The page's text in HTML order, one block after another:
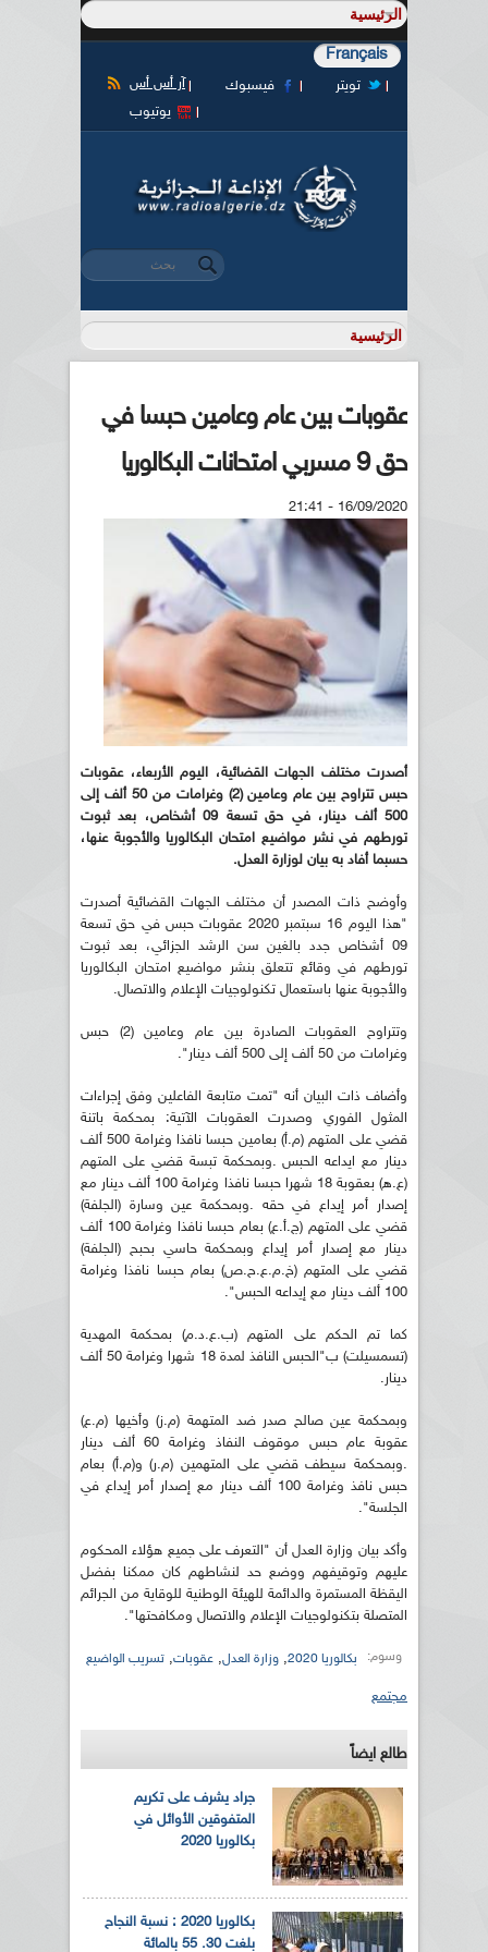
Français
آر أس أس فيسبوك
تويتر
يوتيوب
استمارة البحث
‏بحث ‏
عقوبات بين عام وعامين حبسا في
حق 9 مسربي امتحانات البكالوريا
16/09/2020 - 21:41
أصدرت مختلف الجهات القضائية، اليوم الأربعاء، عقوبات
حبس تتراوح بين عام وعامين (2) وغرامات من 50 ألف إلى
500 ألف دينار، في حق تسعة 09 أشخاص، بعد ثبوت
تورطهم في نشر مواضيع امتحان البكالوريا والأجوبة عنها،
حسبما أفاد به بيان لوزارة العدل.
وأوضح ذات المصدر أن مختلف الجهات القضائية أصدرت
"هذا اليوم 16 سبتمبر 2020 عقوبات حبس في حق تسعة
09 أشخاص جدد بالغين سن الرشد الجزائي، بعد ثبوت
تورطهم في وقائع تتعلق بنشر مواضيع امتحان البكالوريا
والأجوبة عنها باستعمال تكنولوجيات الإعلام والاتصال.
وتتراوح العقوبات الصادرة بين عام وعامين (2) حبس
وغرامات من 50 ألف إلى 500 ألف دينار".
وأضاف ذات البيان أنه "تمت متابعة الفاعلين وفق إجراءات
المثول الفوري وصدرت العقوبات الآتية: بمحكمة باتنة
قضي على المتهم (م.أ) بعامين حبسا نافذا وغرامة 500 ألف
دينار مع ايداعه الحبس .وبمحكمة تبسة قضي على المتهم
(ع.ه) بعقوبة 18 شهرا حبسا نافذا وغرامة 100 ألف دينار مع
إصدار أمر إيداع في حقه .وبمحكمة عين وسارة (الجلفة)
قضي على المتهم (ج.أ.ع) بعام حبسا نافذا وغرامة 100 ألف
دينار مع إصدار أمر إيداع وبمحكمة حاسي بحبح (الجلفة)
قضي على المتهم (خ.م.ع.ح.ص) بعام حبسا نافذا وغرامة
100 ألف دينار مع إيداعه الحبس".
كما تم الحكم على المتهم (ب.ع.د.م) بمحكمة المهدية
(تسمسيلت) ب"الحبس النافذ لمدة 18 شهرا وغرامة 50 ألف
دينار.
وبمحكمة عين صالح صدر ضد المتهمة (م.ز) وأخيها (م.ع)
عقوبة عام حبس موقوف النفاذ وغرامة 60 ألف دينار
.وبمحكمة سيطف قضي على المتهمين (م.ر) و(م.أ) بعام
حبس نافذ وغرامة 100 ألف دينار مع إصدار أمر إيداع في
الجلسة".
وأكد بيان وزارة العدل أن "التعرف على جميع هؤلاء المحكوم
عليهم وتوقيفهم ووضع حد لنشاطهم كان ممكنا بفضل
اليقظة المستمرة والدائمة للهيئة الوطنية للوقاية من الجرائم
المتصلة بتكنولوجيات الإعلام والاتصال ومكافحتها".
وسوم: بكالوريا 2020 , وزارة العدل, عقوبات, تسريب الواضيع
مجتمع
طالع ايضاً
جراد يشرف على تكريم
المتفوقين الأوائل في
بكالوريا 2020
بكالوريا 2020 : نسبة النجاح
بلغت 30. 55 بالمائة